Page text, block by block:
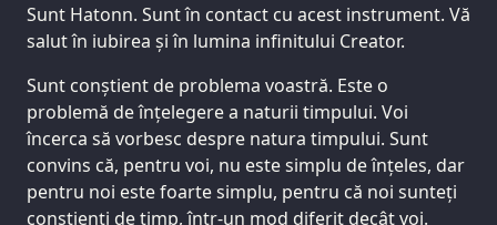
Sunt Hatonn. Sunt în contact cu acest instrument. Vă
salut în iubirea și în lumina infinitului Creator.
Sunt conștient de problema voastră. Este o
problemă de înțelegere a naturii timpului. Voi
încerca să vorbesc despre natura timpului. Sunt
convins că, pentru voi, nu este simplu de înțeles, dar
pentru noi este foarte simplu, pentru că noi sunteți
conștienți de timp, într-un mod diferit decât voi.